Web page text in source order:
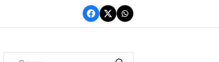
Facebook
TwitterWhatsApp